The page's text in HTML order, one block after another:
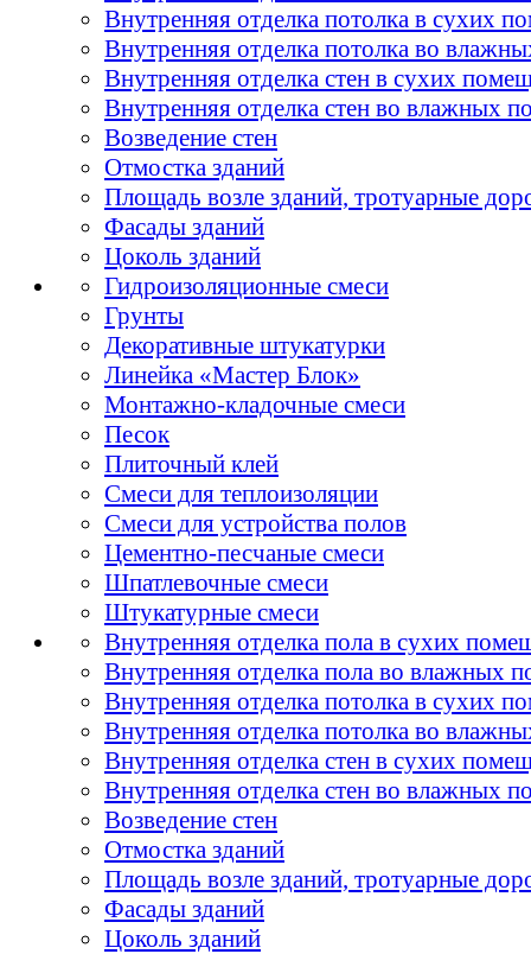
Внутренняя отделка потолка в сухих
Внутренняя отделка потолка во
Внутренняя отделка стен в сухих
Внутренняя отделка стен во влажных
Возведение стен
Отмостка зданий
Площадь возле зданий, тротуарные
Фасады зданий
Цоколь зданий
Гидроизоляционные смеси
Грунты
Декоративные штукатурки
Линейка «Мастер Блок»
Монтажно-кладочные смеси
Песок
Плиточный клей
Смеси для теплоизоляции
Смеси для устройства полов
Цементно-песчаные смеси
Шпатлевочные смеси
Штукатурные смеси
Внутренняя отделка пола в сухих
Внутренняя отделка пола во влажных
Внутренняя отделка потолка в сухих
Внутренняя отделка потолка во
Внутренняя отделка стен в сухих
Внутренняя отделка стен во влажных
Возведение стен
Отмостка зданий
Площадь возле зданий, тротуарные
Фасады зданий
Цоколь зданий